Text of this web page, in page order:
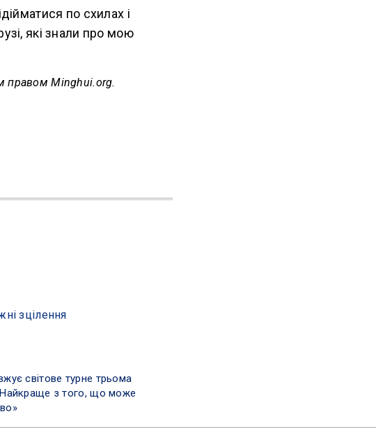
по схилах і
які знали про мою
правом Minghui.org.
зцілення
світове турне трьома
з того, що може